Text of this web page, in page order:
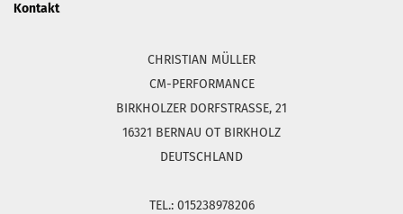
Kontakt
CHRISTIAN MÜLLER
CM-PERFORMANCE
BIRKHOLZER DORFSTRASSE, 21
16321 BERNAU OT BIRKHOLZ
DEUTSCHLAND
TEL.: 015238978206